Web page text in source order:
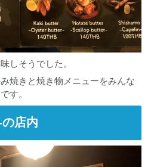
しそうでした。
焼きと焼き物メニューをみんな
す。
店内